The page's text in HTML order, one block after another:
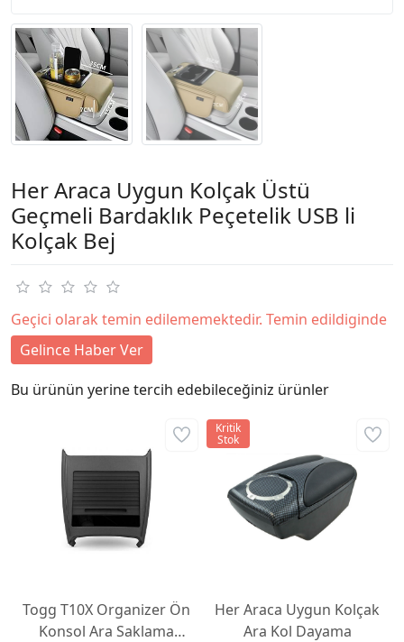
Her Araca Uygun Kolçak Üstü
Geçmeli Bardaklık Peçetelik USB li
Kolçak Bej
Geçici olarak temin edilememektedir. Temin edildiginde
Gelince Haber Ver
Bu ürünün yerine tercih edebileceğiniz ürünler
Togg T10X Organizer Ön
Konsol Ara Saklama
Her Araca Uygun Kolçak
Ara Kol Dayama
Kritik
Stok